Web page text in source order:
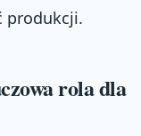
produkcji.
rola dla